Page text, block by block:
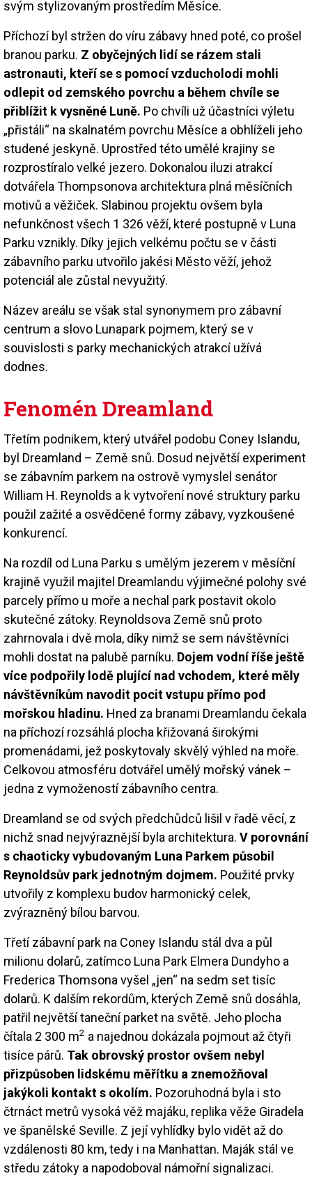
svým stylizovaným prostředím Měsíce.
Příchozí byl stržen do víru zábavy hned poté, co prošel
branou parku. Z obyčejných lidí se rázem stali
astronauti, kteří se s pomocí vzducholodi mohli
odlepit od zemského povrchu a během chvíle se
přiblížit k vysněné Luně. Po chvíli už účastníci výletu
„přistáli“ na skalnatém povrchu Měsíce a obhlíželi jeho
studené jeskyně. Uprostřed této umělé krajiny se
rozprostíralo velké jezero. Dokonalou iluzi atrakcí
dotvářela Thompsonova architektura plná měsíčních
motivů a věžiček. Slabinou projektu ovšem byla
nefunkčnost všech 1 326 věží, které postupně v Luna
Parku vznikly. Díky jejich velkému počtu se v části
zábavního parku utvořilo jakési Město věží, jehož
potenciál ale zůstal nevyužitý.
Název areálu se však stal synonymem pro zábavní
centrum a slovo Lunapark pojmem, který se v
souvislosti s parky mechanických atrakcí užívá
dodnes.
Fenomén Dreamland
Třetím podnikem, který utvářel podobu Coney Islandu,
byl Dreamland – Země snů. Dosud největší experiment
se zábavním parkem na ostrově vymyslel senátor
William H. Reynolds a k vytvoření nové struktury parku
použil zažité a osvědčené formy zábavy, vyzkoušené
konkurencí.
Na rozdíl od Luna Parku s umělým jezerem v měsíční
krajině využil majitel Dreamlandu výjimečné polohy své
parcely přímo u moře a nechal park postavit okolo
skutečné zátoky. Reynoldsova Země snů proto
zahrnovala i dvě mola, díky nimž se sem návštěvníci
mohli dostat na palubě parníku. Dojem vodní říše ještě
více podpořily lodě plující nad vchodem, které měly
návštěvníkům navodit pocit vstupu přímo pod
mořskou hladinu. Hned za branami Dreamlandu čekala
na příchozí rozsáhlá plocha křižovaná širokými
promenádami, jež poskytovaly skvělý výhled na moře.
Celkovou atmosféru dotvářel umělý mořský vánek –
jedna z vymožeností zábavního centra.
Dreamland se od svých předchůdců lišil v řadě věcí, z
nichž snad nejvýraznější byla architektura. V porovnání
s chaoticky vybudovaným Luna Parkem působil
Reynoldsův park jednotným dojmem. Použité prvky
utvořily z komplexu budov harmonický celek,
zvýrazněný bílou barvou.
Třetí zábavní park na Coney Islandu stál dva a půl
milionu dolarů, zatímco Luna Park Elmera Dundyho a
Frederica Thomsona vyšel „jen“ na sedm set tisíc
dolarů. K dalším rekordům, kterých Země snů dosáhla,
patřil největší taneční parket na světě. Jeho plocha
čítala 2 300 m2 a najednou dokázala pojmout až čtyři
tisíce párů. Tak obrovský prostor ovšem nebyl
přizpůsoben lidskému měřítku a znemožňoval
jakýkoli kontakt s okolím. Pozoruhodná byla i sto
čtrnáct metrů vysoká věž majáku, replika věže Giradela
ve španělské Seville. Z její vyhlídky bylo vidět až do
vzdálenosti 80 km, tedy i na Manhattan. Maják stál ve
středu zátoky a napodoboval námořní signalizaci.